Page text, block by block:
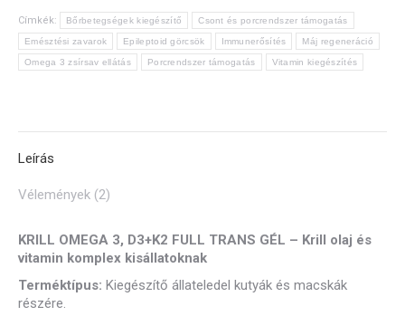
Címkék: Bőrbetegségek kiegészítő Csont és porcrendszer támogatás
Emésztési zavarok Epileptoid görcsök Immunerősítés Máj regeneráció
Omega 3 zsírsav ellátás Porcrendszer támogatás Vitamin kiegészítés
Leírás
Vélemények (2)
KRILL OMEGA 3, D3+K2 FULL TRANS GÉL – Krill olaj és
vitamin komplex kisállatoknak
Terméktípus: Kiegészítő állateledel kutyák és macskák
részére.